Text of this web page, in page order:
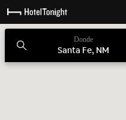
Donde
Santa Fe, NM